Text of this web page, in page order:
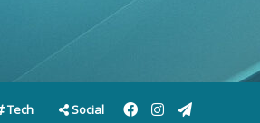
Tech Social Telegram
Instagram
Facebook